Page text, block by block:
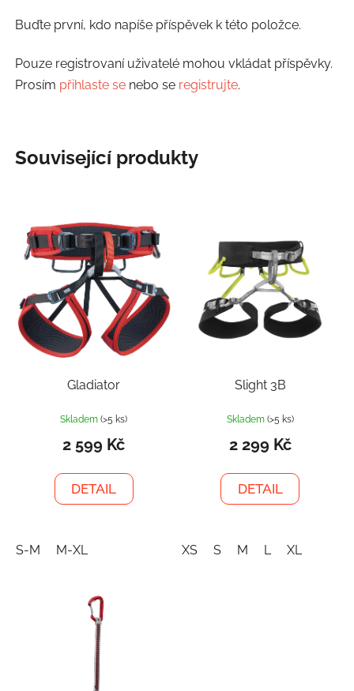
Buďte první, kdo napíše příspěvek k této položce.
Pouze registrovaní uživatelé mohou vkládat příspěvky.
Prosím přihlaste senebo se registrujte.
Související produkty
Gladiator
Skladem(>5 ks)
2 599 Kč
DETAIL
S-M M-XL
Slight 3B
Skladem (>5 ks)
2 299 Kč
DETAIL
XS S M L XL